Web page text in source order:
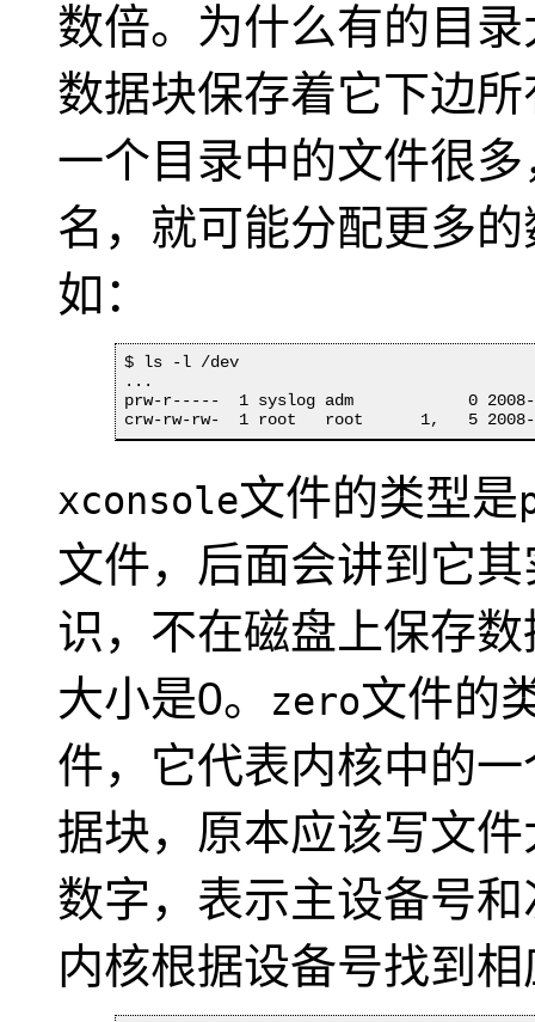
数倍。为什么有的目
数据块保存着它下边
一个目录中的文件很
名，就可能分配更多
如：
$ ls -l /dev
...
prw-r-----  1 syslog adm            0 2008-
crw-rw-rw-  1 root   root      1,   5 2008-
xconsole文件的类型是
文件，后面会讲到它
识，不在磁盘上保存
大小是0。
zero文件的
件，它代表内核中的
据块，原本应该写文
数字，表示主设备号
内核根据设备号找到